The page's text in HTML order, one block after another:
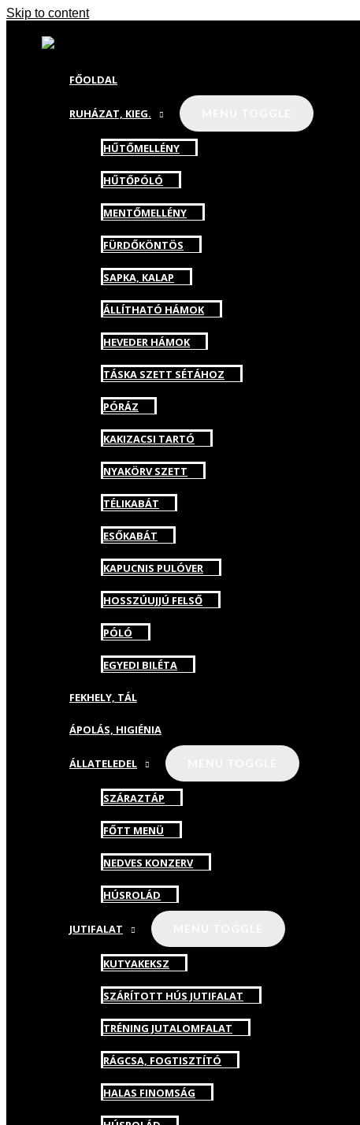
Skip to content
FŐOLDAL
RUHÁZAT, KIEG.
HŰTŐMELLÉNY
HŰTŐPÓLÓ
MENTŐMELLÉNY
FÜRDŐKÖNTÖS
SAPKA, KALAP
ÁLLÍTHATÓ HÁMOK
HEVEDER HÁMOK
TÁSKA SZETT SÉTÁHOZ
PÓRÁZ
KAKIZACSI TARTÓ
NYAKÖRV SZETT
TÉLIKABÁT
ESŐKABÁT
KAPUCNIS PULÓVER
HOSSZÚUJJÚ FELSŐ
PÓLÓ
EGYEDI BILÉTA
FEKHELY, TÁL
ÁPOLÁS, HIGIÉNIA
ÁLLATELEDEL
SZÁRAZTÁP
FŐTT MENÜ
NEDVES KONZERV
HÚSROLÁD
JUTIFALAT
KUTYAKEKSZ
SZÁRÍTOTT HÚS JUTIFALAT
TRÉNING JUTALOMFALAT
RÁGCSA, FOGTISZTÍTÓ
HALAS FINOMSÁG